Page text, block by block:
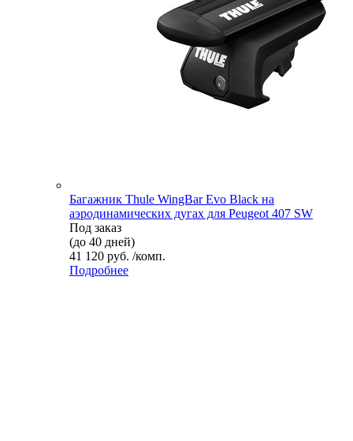
Багажник Thule WingBar Evo Black на
аэродинамических дугах для Peugeot 407 SW
Под заказ
(до 40 дней)
41 120 руб. /комп.
Подробнее